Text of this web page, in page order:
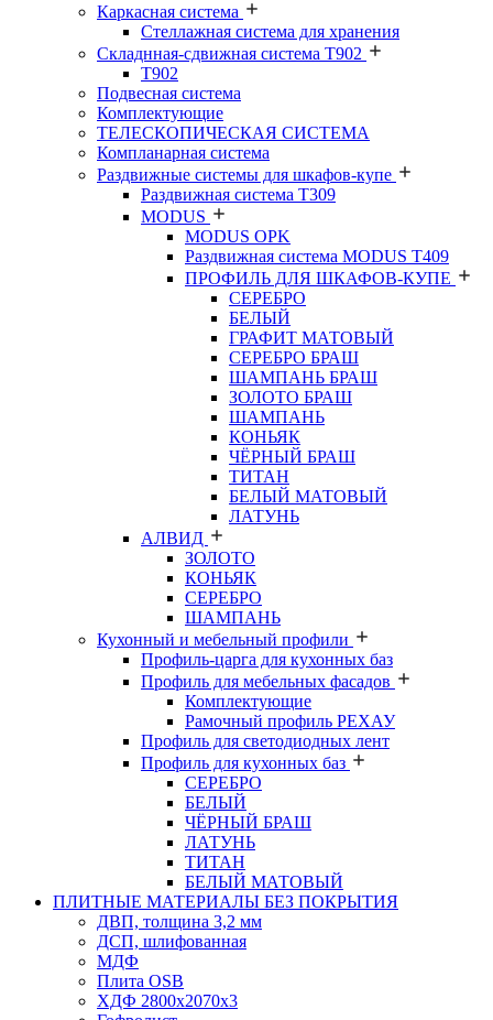
Каркасная система
Стеллажная система для хранения
Складнная-сдвижная система Т902
T902
Подвесная система
Комплектующие
ТЕЛЕСКОПИЧЕСКАЯ СИСТЕМА
Компланарная система
Раздвижные системы для шкафов-купе
Раздвижная система Т309
MODUS
MODUS OPK
Раздвижная система MODUS T409
ПРОФИЛЬ ДЛЯ ШКАФОВ-КУПЕ
СЕРЕБРО
БЕЛЫЙ
ГРАФИТ МАТОВЫЙ
СЕРЕБРО БРАШ
ШАМПАНЬ БРАШ
ЗОЛОТО БРАШ
ШАМПАНЬ
КОНЬЯК
ЧЁРНЫЙ БРАШ
ТИТАН
БЕЛЫЙ МАТОВЫЙ
ЛАТУНЬ
АЛВИД
ЗОЛОТО
КОНЬЯК
СЕРЕБРО
ШАМПАНЬ
Кухонный и мебельный профили
Профиль-царга для кухонных баз
Профиль для мебельных фасадов
Комплектующие
Рамочный профиль РЕХАУ
Профиль для светодиодных лент
Профиль для кухонных баз
СЕРЕБРО
БЕЛЫЙ
ЧЁРНЫЙ БРАШ
ЛАТУНЬ
ТИТАН
БЕЛЫЙ МАТОВЫЙ
ПЛИТНЫЕ МАТЕРИАЛЫ БЕЗ ПОКРЫТИЯ
ДВП, толщина 3,2 мм
ДСП, шлифованная
МДФ
Плита OSB
ХДФ 2800х2070х3